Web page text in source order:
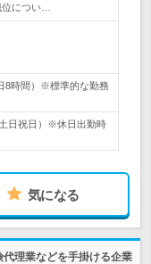
につい…
8時間）※標準的な勤務
日祝日）※休日出勤時
気になる
理業などを手掛ける企業